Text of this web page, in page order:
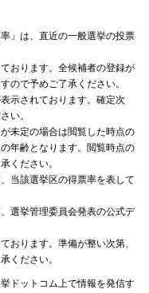
」は、直近の一般選挙の投票
おります。全候補者の登録が
ので予めご了承ください。
示されております。確定次
い。
未定の場合は閲覧した時点の
年齢となります。閲覧時点の
ください。
当該選挙区の得票率を表して
選挙管理委員会発表の公式デ
おります。準備が整い次第、
ください。
ドットコム上で情報を発信す